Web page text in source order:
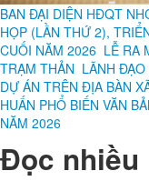
BAN ĐẠI DIỆN HĐQT
HỌP (LẦN THỨ 2),
CUỐI NĂM 2026 LỄ RA
TRẠM THẢN LÃNH
DỰ ÁN TRÊN ĐỊA BÀN
HUẤN PHỔ BIẾN VĂN
NĂM 2026
Đọc nhiều